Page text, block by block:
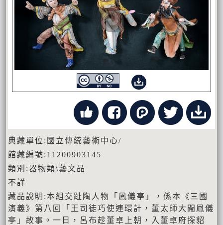
典藏單位:國立傳統藝術中心/
館藏編號:11200903145
類別:器物類\藝文品
不詳
藏品說明:本組交趾陶人物「鳳儀亭」，係本《三國
演義》第八回「王司徒巧使連環計，董太師大閙鳯儀
亭」故事。一日，呂布趁董卓上朝，入董卓府探貂